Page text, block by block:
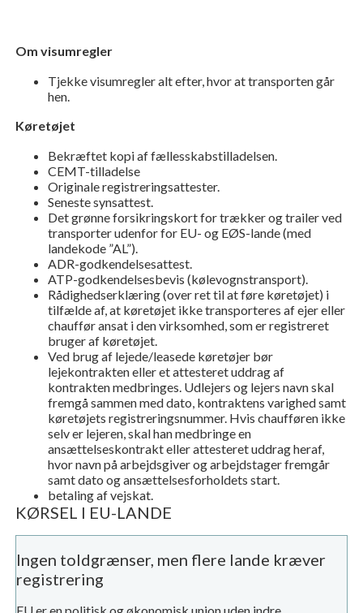
Om visumregler
Tjekke visumregler alt efter, hvor at transporten går
hen.
Køretøjet
Bekræftet kopi af fællesskabstilladelsen.
CEMT-tilladelse
Originale registreringsattester.
Seneste synsattest.
Det grønne forsikringskort for trækker og trailer ved
transporter udenfor for EU- og EØS-lande (med
landekode ”AL”).
ADR-godkendelsesattest.
ATP-godkendelsesbevis (kølevognstransport).
Rådighedserklæring (over ret til at føre køretøjet) i
tilfælde af, at køretøjet ikke transporteres af ejer eller
chauffør ansat i den virksomhed, som er registreret
bruger af køretøjet.
Ved brug af lejede/leasede køretøjer bør
lejekontrakten eller et attesteret uddrag af
kontrakten medbringes. Udlejers og lejers navn skal
fremgå sammen med dato, kontraktens varighed samt
køretøjets registreringsnummer. Hvis chaufføren ikke
selv er lejeren, skal han medbringe en
ansættelseskontrakt eller attesteret uddrag heraf,
hvor navn på arbejdsgiver og arbejdstager fremgår
samt dato og ansættelsesforholdets start.
betaling af vejskat.
KØRSEL I EU-LANDE
Ingen toldgrænser, men flere lande kræver
registrering